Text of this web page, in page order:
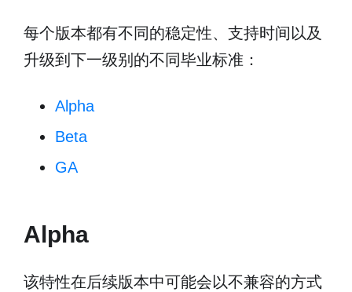
每个版本都有不同的稳定性、支持时间以及
升级到下一级别的不同毕业标准：
Alpha
Beta
GA
Alpha
该特性在后续版本中可能会以不兼容的方式